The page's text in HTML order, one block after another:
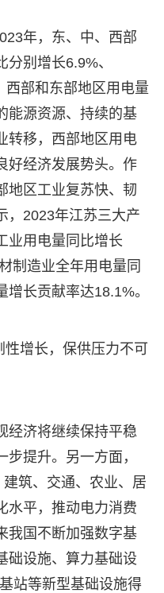
年，东、中、西部
别增长6.9%、
部和东部地区用电量
能源资源、持续的基
转移，西部地区用电
好经济发展势头。作
地区工业复苏快、韧
，2023年江苏三大产
业用电量同比增长
制造业全年用电量同
长贡献率达18.1%。
增长，保供压力不可
经济将继续保持平稳
提升。另一方面，
建筑、交通、农业、居
水平，推动电力消费
我国不断加强数字基
础设施、算力基础设
站等新型基础设施得